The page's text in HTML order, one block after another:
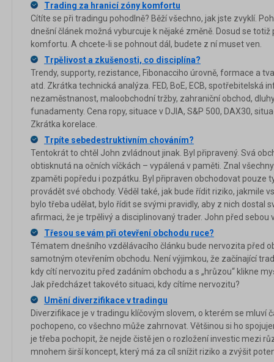
Trading za hranicí zóny komfortu
Cítíte se při tradingu pohodlně? Běží všechno, jak jste zvyklí.
dnešní článek možná vyburcuje k nějaké změně. Dosud se
komfortu. A chcete-li se pohnout dál, budete z ní muset ven.
Trpělivost a zkušenosti, co disciplína?
Trendy, supporty, rezistance, Fibonacciho úrovně, formace a
atd. Zkrátka technická analýza. FED, BoE, ECB, spotřebitelská
nezaměstnanost, maloobchodní tržby, zahraniční obchod,
funadamenty. Cena ropy, situace v DJIA, S&P 500, DAX30,
Zkrátka korelace.
Trpíte sebedestruktivním chováním?
Tentokrát to chtěl John zvládnout jinak. Byl připravený. Svá
obtisknutá na očních víčkách – vypálená v paměti. Znal
zpaměti popředu i pozpátku. Byl připraven obchodovat pouze
provádět své obchody. Věděl také, jak bude řídit riziko, jakmile
bylo třeba udělat, bylo řídit se svými pravidly, aby z nich dostal
afirmaci, že je trpělivý a disciplinovaný trader. John před sebou
Třesou se vám při otevření obchodu ruce?
Tématem dnešního vzdělávacího článku bude nervozita před
samotným otevřením obchodu. Není výjimkou, že začínající
kdy cítí nervozitu před zadáním obchodu a s „hrůzou“ klikne
Jak předcházet takovéto situaci, kdy cítíme nervozitu?
Umění diverzifikace v tradingu
Diverzifikace je v tradingu klíčovým slovem, o kterém se mluví
pochopeno, co všechno může zahrnovat. Většinou si ho
je třeba pochopit, že nejde čistě jen o rozložení investic mezi
mnohem širší koncept, který má za cíl snížit riziko a zvýšit